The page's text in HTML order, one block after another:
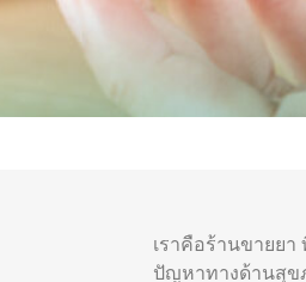
เราคือร้านขายย
ปัญหาทางด้านสุข